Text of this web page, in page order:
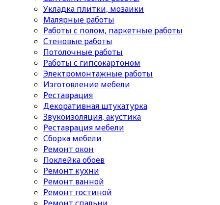
Укладка плитки, мозаики
Малярные работы
Работы с полом, паркетные работы
Стеновые работы
Потолочные работы
Работы с гипсокартоном
Электромонтажные работы
Изготовление мебели
Реставрация
Декоративная штукатурка
Звукоизоляция, акустика
Реставрация мебели
Сборка мебели
Ремонт окон
Поклейка обоев
Ремонт кухни
Ремонт ванной
Ремонт гостиной
Ремонт спальни